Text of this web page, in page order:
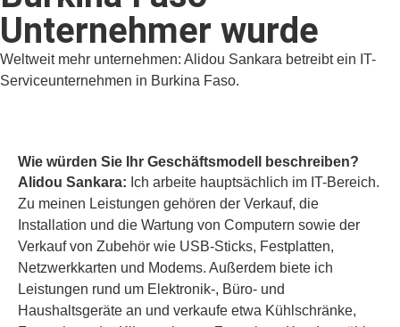
Unternehmer wurde
Weltweit mehr unternehmen: Alidou Sankara betreibt ein IT-
Serviceunternehmen in Burkina Faso.
Wie würden Sie Ihr Geschäftsmodell beschreiben?
Alidou Sankara: Ich arbeite hauptsächlich im IT-Bereich.
Zu meinen Leistungen gehören der Verkauf, die
Installation und die Wartung von Computern sowie der
Verkauf von Zubehör wie USB-Sticks, Festplatten,
Netzwerkkarten und Modems. Außerdem biete ich
Leistungen rund um Elektronik-, Büro- und
Haushaltsgeräte an und verkaufe etwa Kühlschränke,